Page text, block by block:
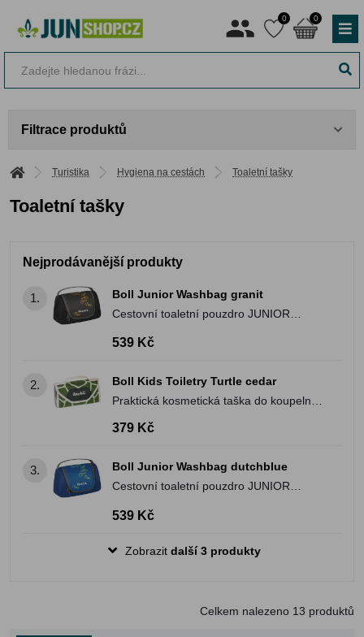
0 0
Filtrace produktů
Turistika Hygiena na cestách Toaletní tašky
Toaletní tašky
Nejprodávanější produkty
1.
Boll Junior Washbag granit
Cestovní toaletní pouzdro JUNIOR
potřebné
539 Kč
2.
Boll Kids Toiletry Turtle cedar
Praktická kosmetická taška do koupelny
nebo umývárny pro nejmenší.
379 Kč
3.
Boll Junior Washbag dutchblue
Cestovní toaletní pouzdro JUNIOR
potřebné
539 Kč
Zobrazit další 3 produkty
Celkem nalezeno 13 produktů